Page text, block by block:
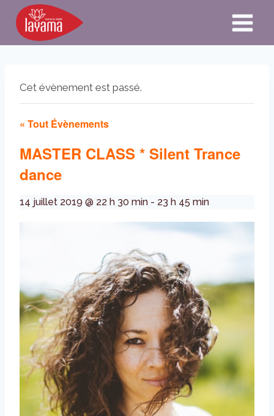
Aller
contenu
Cet évènement est passé.
« Tout Évènements
MASTER CLASS * Silent Trance
dance
14 juillet 2019 @ 22 h 30 min - 23 h 45 min